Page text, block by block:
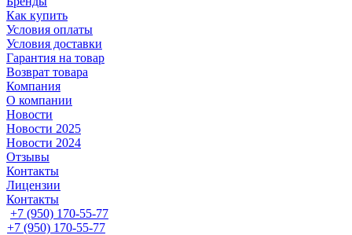
Как купить
Условия оплаты
Условия доставки
Гарантия на товар
Возврат товара
Компания
О компании
Новости
Новости 2025
Новости 2024
Отзывы
Контакты
Лицензии
Контакты
+7 (950) 170-55-77
+7 (950) 170-55-77